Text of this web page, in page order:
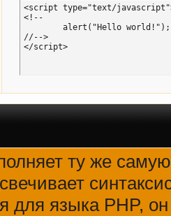
<script type="text/
<!--
//-->
</script>
ту же
для языка PHP,